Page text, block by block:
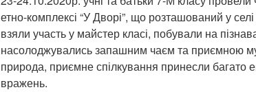
етно-комплексі “У Дворі”, що розташований у селі
взяли участь у майстер класі, побували на
насолоджувались запашним чаєм та приємною
природа, приємне спілкування принесли багато
вражень.